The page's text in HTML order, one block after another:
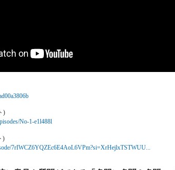
)
No-1-e1l488l
)
7rIWCZ6YQZEc6E4AoL6VPm?si=XrHejlxTSTWUU...